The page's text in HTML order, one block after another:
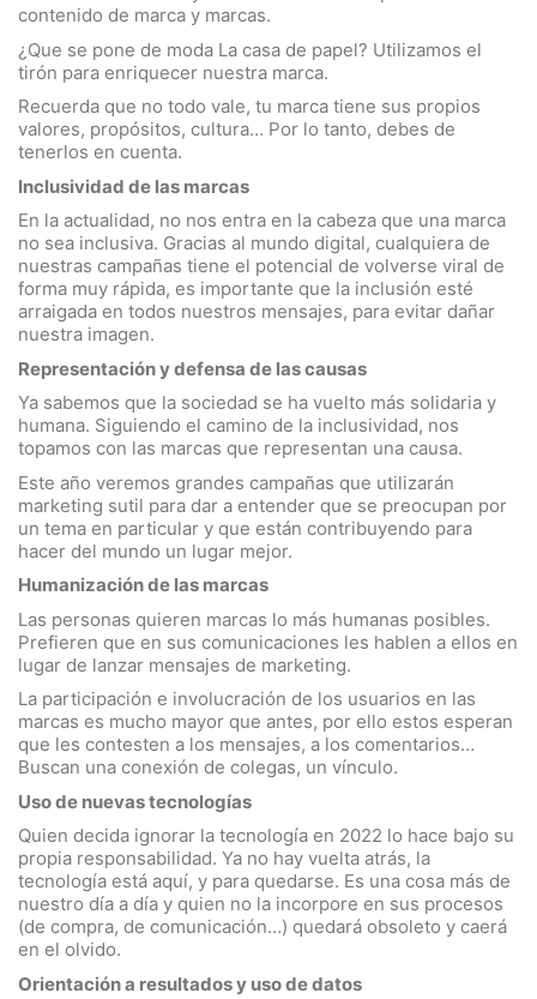
contenido de marca y marcas.
¿Que se pone de moda La casa de papel? Utilizamos el
tirón para enriquecer nuestra marca.
Recuerda que no todo vale, tu marca tiene sus propios
valores, propósitos, cultura… Por lo tanto, debes de
tenerlos en cuenta.
Inclusividad de las marcas
En la actualidad, no nos entra en la cabeza que una marca
no sea inclusiva. Gracias al mundo digital, cualquiera de
nuestras campañas tiene el potencial de volverse viral de
forma muy rápida, es importante que la inclusión esté
arraigada en todos nuestros mensajes, para evitar dañar
nuestra imagen.
Representación y defensa de las causas
Ya sabemos que la sociedad se ha vuelto más solidaria y
humana. Siguiendo el camino de la inclusividad, nos
topamos con las marcas que representan una causa.
Este año veremos grandes campañas que utilizarán
marketing sutil para dar a entender que se preocupan por
un tema en particular y que están contribuyendo para
hacer del mundo un lugar mejor.
Humanización de las marcas
Las personas quieren marcas lo más humanas posibles.
Prefieren que en sus comunicaciones les hablen a ellos en
lugar de lanzar mensajes de marketing.
La participación e involucración de los usuarios en las
marcas es mucho mayor que antes, por ello estos esperan
que les contesten a los mensajes, a los comentarios…
Buscan una conexión de colegas, un vínculo.
Uso de nuevas tecnologías
Quien decida ignorar la tecnología en 2022 lo hace bajo su
propia responsabilidad. Ya no hay vuelta atrás, la
tecnología está aquí, y para quedarse. Es una cosa más de
nuestro día a día y quien no la incorpore en sus procesos
(de compra, de comunicación…) quedará obsoleto y caerá
en el olvido.
Orientación a resultados y uso de datos